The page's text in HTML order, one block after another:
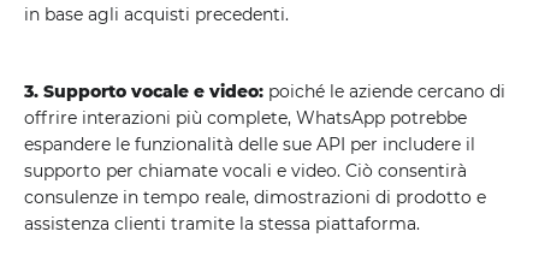
in base agli acquisti precedenti.
3. Supporto vocale e video: poiché le aziende cercano di
offrire interazioni più complete, WhatsApp potrebbe
espandere le funzionalità delle sue API per includere il
supporto per chiamate vocali e video. Ciò consentirà
consulenze in tempo reale, dimostrazioni di prodotto e
assistenza clienti tramite la stessa piattaforma.